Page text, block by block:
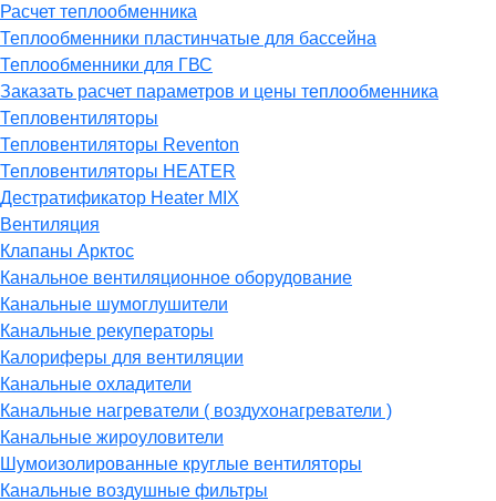
Расчет теплообменника
Теплообменники пластинчатые для бассейна
Теплообменники для ГВС
Заказать расчет параметров и цены теплообменника
Тепловентиляторы
Тепловентиляторы Reventon
Тепловентиляторы HEATER
Дестратификатор Heater MIX
Вентиляция
Клапаны Арктос
Канальное вентиляционное оборудование
Канальные шумоглушители
Канальные рекуператоры
Калориферы для вентиляции
Канальные охладители
Канальные нагреватели ( воздухонагреватели )
Канальные жироуловители
Шумоизолированные круглые вентиляторы
Канальные воздушные фильтры